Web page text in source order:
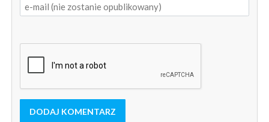
DODAJ KOMENTARZ